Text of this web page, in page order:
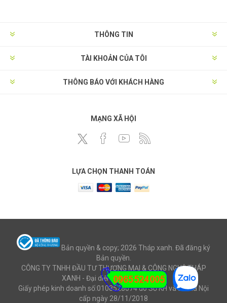
THÔNG TIN
TÀI KHOẢN CỦA TÔI
THÔNG BÁO VỚI KHÁCH HÀNG
MẠNG XÃ HỘI
LỰA CHỌN THANH TOÁN
Bản quyền & copy; 2026 Tháp xanh. Đã đăng ký
Bản quyền.
CÔNG TY TNHH ĐẦU TƯ THƯƠNG MẠI & CÔNG NGHỆ THÁP
XANH - Đại diện: Ông Mai Văn Cử
Giấy phép kinh doanh số:0108528074 do Sở KH và ĐT Hà Nội
cấp ngày 28/11/2018